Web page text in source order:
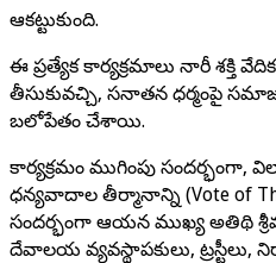
ఆకట్టుకుంది.
ఈ ప్రత్యేక కార్యక్రమాలు నారీ శక్తి
తీసుకువచ్చి, సనాతన ధర్మంపై
బలోపేతం చేశాయి.
కార్యక్రమం ముగింపు సందర్భంగా,
ధన్యవాదాల తీర్మానాన్ని (Vote of
సందర్భంగా ఆయన ముఖ్య అతిథి
దేవాలయ వ్యవస్థాపకులు, ట్రస్టీలు,